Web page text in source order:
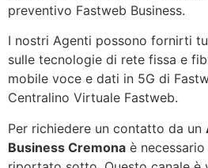
preventivo Fastweb Business.
I nostri Agenti possono fornirti
sulle tecnologie di rete fissa e
mobile voce e dati in 5G di
Centralino Virtuale Fastweb.
Per richiedere un contatto da un
Business Cremona è